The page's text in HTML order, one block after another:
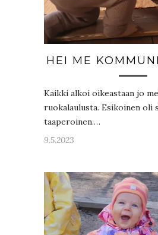
HEI ME
Kaikki alkoi oikeastaan jo
ruokalaulusta. Esikoinen oli
taaperoinen.…
9.5.2023